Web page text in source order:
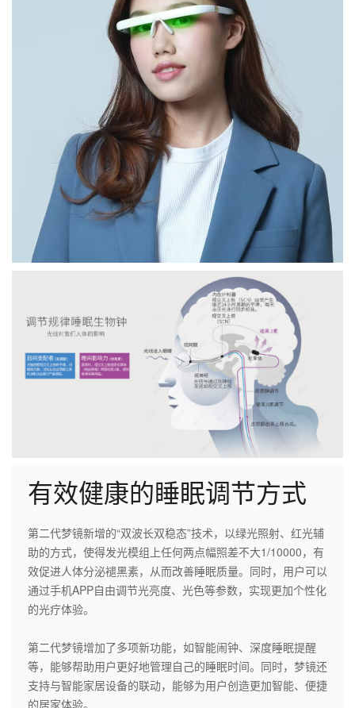
有效健康的睡眠调节方式
第二代梦镜新增的“双波长双稳态”技术，以绿光照射、红光辅
助的方式，使得发光模组上任何两点幅照差不大1/10000，有
效促进人体分泌褪黑素，从而改善睡眠质量。同时，用户可以
通过手机APP自由调节光亮度、光色等参数，实现更加个性化
的光疗体验。
第二代梦镜增加了多项新功能，如智能闹钟、深度睡眠提醒
等，能够帮助用户更好地管理自己的睡眠时间。同时，梦镜还
支持与智能家居设备的联动，能够为用户创造更加智能、便捷
的居家体验。